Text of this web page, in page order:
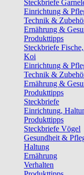
Steckbriefe
Einrichtung &
Technik &
Ernährung &
Produkttipps
Steckbriefe
Koi
Einrichtung &
Technik &
Ernährung &
Produkttipps
Steckbriefe
Einrichtung,
Produkttipps
Steckbriefe Vögel
Gesundheit &
Haltung
Ernährung
Verhalten